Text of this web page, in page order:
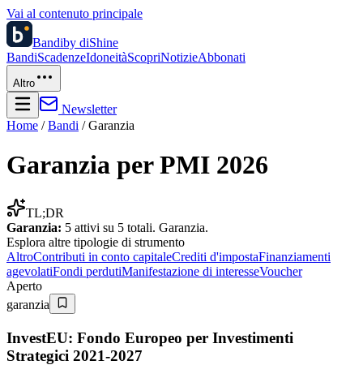
Vai al contenuto principale
Bandiby diShine
BandiScadenzeIdoneitàScopriNotizieAbbonati
Altro
Newsletter
Home /Bandi /Garanzia
Garanzia per PMI 2026
TL;DR
Garanzia: 5 attivi su 5 totali. Garanzia.
Esplora altre tipologie di strumento
AltroContributi in conto capitaleCrediti d'impostaFinanziamenti
agevolatiFondi perdutiManifestazione di interesseVoucher
Aperto
garanzia
InvestEU: Fondo Europeo per Investimenti
Strategici 2021-2027